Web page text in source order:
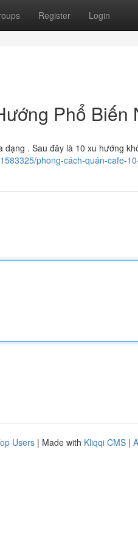
Register Login
Phổ Biến
. Sau đây là 10 xu hướng
phong-cách-quán-cafe-
Users | Made with Kliqqi CMS |